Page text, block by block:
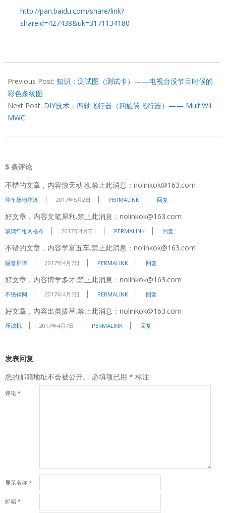
http://pan.baidu.com/share/link?
shareid=427438&uk=3171134180
04-
26
Previous Post: 知识：测试图（测试卡）——电视台没节目时候的
彩色条纹图
Next Post: DIY技术：四轴飞行器（四旋翼飞行器）—— MultiWii
MWC
5 条评论
不错的文章，内容惊天动地.禁止此消息：nolinkok@163.com
停车场地坪漆 2017年5月2日 PERMALINK 回复
好文章，内容文笔犀利.禁止此消息：nolinkok@163.com
玻璃纤维网格布 2017年4月7日 PERMALINK 回复
不错的文章，内容学富五车.禁止此消息：nolinkok@163.com
隔音屏障 2017年4月7日 PERMALINK 回复
好文章，内容博学多才.禁止此消息：nolinkok@163.com
不锈钢网 2017年4月7日 PERMALINK 回复
好文章，内容出类拔萃.禁止此消息：nolinkok@163.com
压滤机 2017年4月7日 PERMALINK 回复
发表回复
您的邮箱地址不会被公开。
必填项已用 * 标注
评论 *
显示名称 *
邮箱 *